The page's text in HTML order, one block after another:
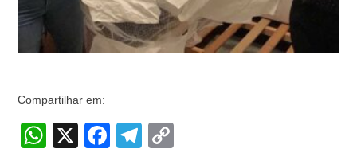
Compartilhar em:
W
X
F
T